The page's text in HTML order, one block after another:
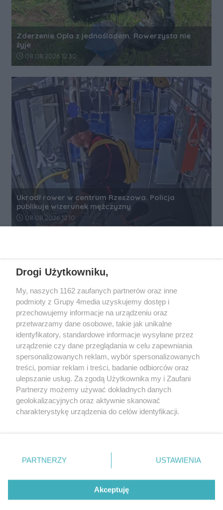
Zderzenie Opla z jednośladem. Rowerzysta nie
żyje
Data dodania artykułu:
08.08.2026 12:30
Ukradł rower w centrum Rzeszowa. Policja
publikuje wizerunek mężczyzny
Data dodania artykułu:
08.08.2026 12:10
Wydawcą rzeszow-info.pljest:
FUNDACJA MEDIÓW NIEZALEŻNYCH LIBERTAS
ul. Kopernika 10, 35-002 Rzeszów
e-mail:redakcja@rzeszow-info.pl
Zasady dodawania i publikacji komentarzy
Drogi Użytkowniku,
My, naszych 1162 zaufanych partnerów oraz inne
podmioty z Grupy 4media uzyskujemy dostęp i
przechowujemy informacje na urządzeniu oraz
przetwarzamy dane osobowe, takie jak unikalne
identyfikatory, standardowe informacje wysyłane przez
urządzenie czy dane przeglądania w celu zapewniania
spersonalizowanych reklam, wybór spersonalizowanych
treści, pomiar reklam i treści, badanie odbiorców oraz
ulepszanie usług. Za zgodą Użytkownika my i Zaufani
Partnerzy możemy używać dokładnych danych
geolokalizacyjnych oraz aktywnie skanować
charakterystykę urządzenia do celów identyfikacji.
zmienić/wycofać klikając przycisk ustawień prywatności
znajdujący się w lewym dolnym rogu strony
. Niektóre
użytkownika, ale masz prawo sprzeciwić się takiemu
przetwarzaniu. Preferencje będą miały zastosowania tylko
PARTNERZY USTAWIENIA
Akceptuję